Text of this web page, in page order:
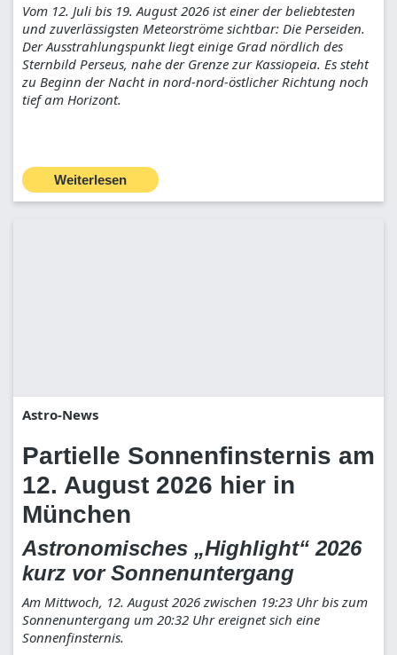
Vom 12. Juli bis 19. August 2026 ist einer der beliebtesten
und zuverlässigsten Meteorströme sichtbar: Die Perseiden.
Der Ausstrahlungspunkt liegt einige Grad nördlich des
Sternbild Perseus, nahe der Grenze zur Kassiopeia. Es steht
zu Beginn der Nacht in nord-nord-östlicher Richtung noch
tief am Horizont.
Weiterlesen
Astro-News
Partielle Sonnenfinsternis am
12. August 2026 hier in
München
Astronomisches „Highlight“ 2026
kurz vor Sonnenuntergang
Am Mittwoch, 12. August 2026 zwischen 19:23 Uhr bis zum
Sonnenuntergang um 20:32 Uhr ereignet sich eine
Sonnenfinsternis.